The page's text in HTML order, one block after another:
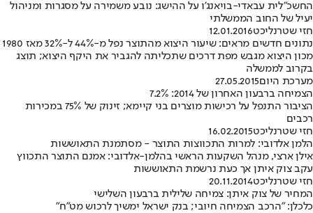
החשכ"לית עבאדי-בויאנג'ו על ההישג: נובע משמירה על מסגרות ומניהול
יעיל של החוב הממשלתי
חזי שטרנליכט12.01.2016
נתונים חדשים מראים: שיעור היצוא מהתוצר נפל מ-44% ל-32% מאז 1980
מכון היצוא מגבש מפת דרכים שתכליתה להגביר את היקף היצוא; תוצג
בקרוב לממשלה
מערכת היום27.05.2015
הצמיחה ברבעון האחרון של 2014: 7.2%
הציבור התנפל על רכישות מוצרים בני קיימא; זינוק של 75% במכירות
רכבים
חזי שטרנליכט16.02.2015
הלמן אלדובי: למרות התכווצות התוצר - מסתמנת התאוששות
אילן ארצי, מנהל השקעות הראשי בהלמן-אלדובי: אמנם התוצר התכווץ
עקב צוק איתן אך כעת נרשמת התאוששות
חזי שטרנליכט20.11.2014
המחיר של צוק איתן: צמיחה שלילית ברבעון השלישי
כלכלן: "הרכב הצמיחה חיובי; בנק ישראל ימשיך לרכוש מט"ח"